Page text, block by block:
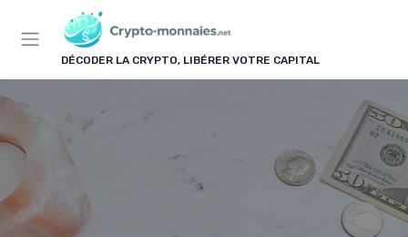
DÉCODER LA CRYPTO, LIBÉRER VOTRE CAPITAL
Panneau de gestion des cookies